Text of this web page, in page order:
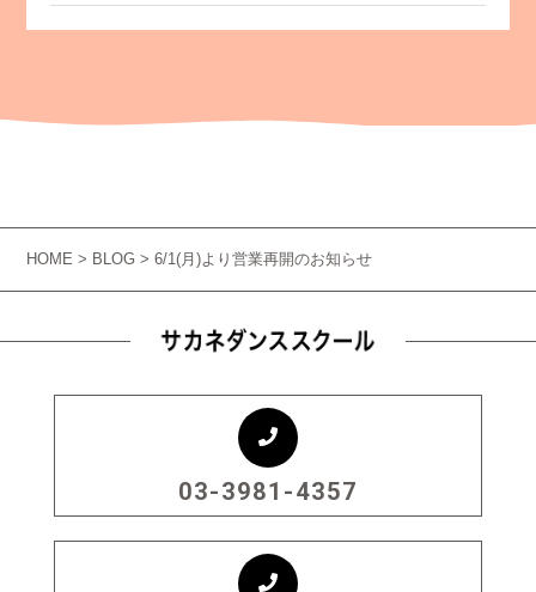
HOME> BLOG > 6/1(月)より営業再開のお知らせ
03-3981-4357